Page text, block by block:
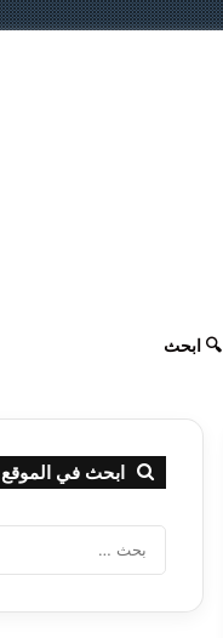
🔍 ابحث
ابحث في الموقع